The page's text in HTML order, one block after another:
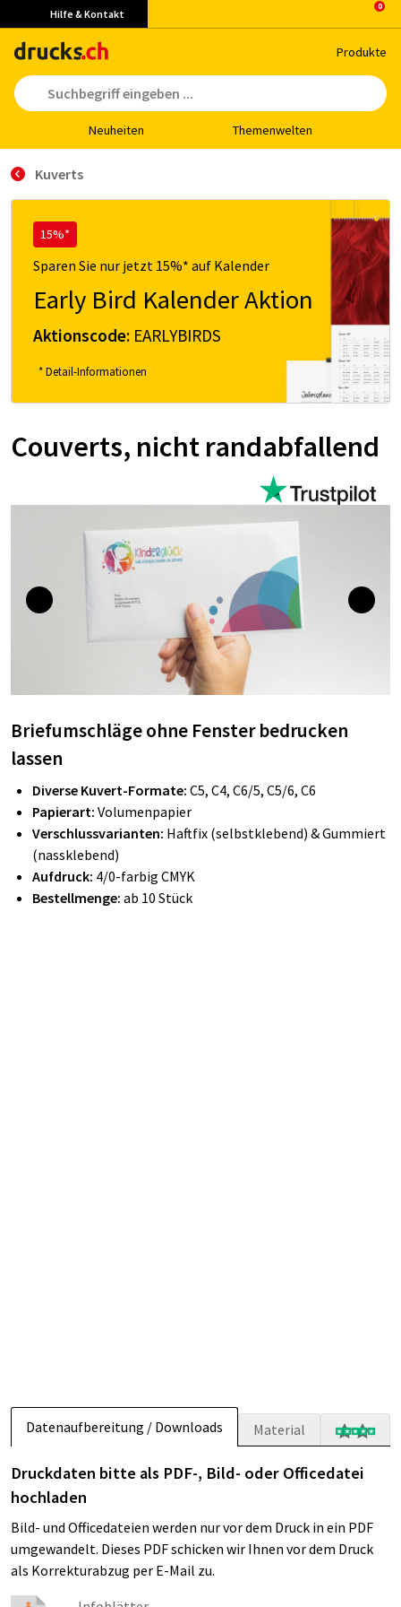
Hilfe & Kontakt
Pro­duk­te
Neu­hei­ten The­men­wel­ten
Kuverts
15%*
Sparen Sie nur jetzt 15%* auf Kalender
Early Bird Kalender Aktion
Aktionscode: EARLYBIRDS
* Detail-Informationen
Couverts, nicht randabfallend
Briefumschläge ohne Fenster bedrucken
lassen
Diverse Kuvert-Formate: C5, C4, C6/5, C5/6, C6
Papierart: Volumenpapier
Verschlussvarianten: Haftfix (selbstklebend) & Gummiert
(nassklebend)
Aufdruck: 4/0-farbig CMYK
Bestellmenge: ab 10 Stück
Datenaufbereitung / Downloads Material
Druckdaten bitte als PDF-, Bild- oder Officedatei
hochladen
Bild- und Officedateien werden nur vor dem Druck in ein PDF
umgewandelt. Dieses PDF schicken wir Ihnen vor dem Druck
als Korrekturabzug per E-Mail zu.